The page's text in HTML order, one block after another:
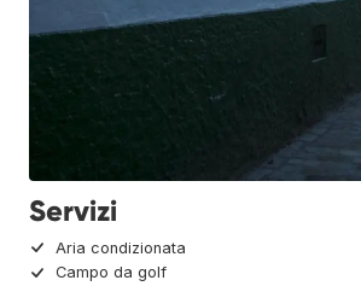
Servizi
Aria condizionata
Campo da golf